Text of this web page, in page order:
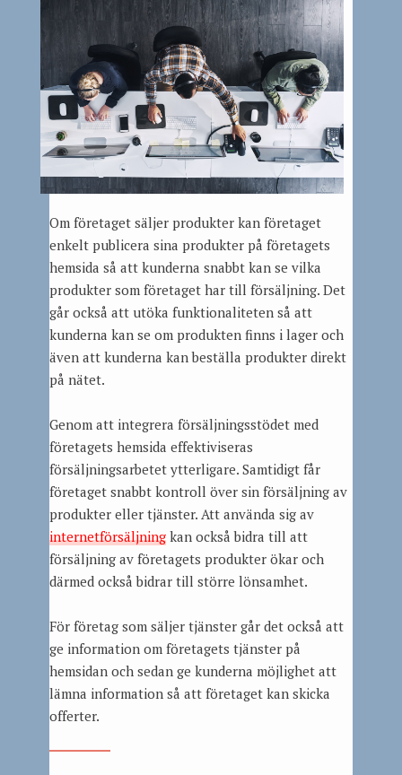
Om företaget säljer produkter kan företaget
enkelt publicera sina produkter på företagets
hemsida så att kunderna snabbt kan se vilka
produkter som företaget har till försäljning. Det
går också att utöka funktionaliteten så att
kunderna kan se om produkten finns i lager och
även att kunderna kan beställa produkter direkt
på nätet.
Genom att integrera försäljningsstödet med
företagets hemsida effektiviseras
försäljningsarbetet ytterligare. Samtidigt får
företaget snabbt kontroll över sin försäljning av
produkter eller tjänster. Att använda sig av
internetförsäljning kan också bidra till att
försäljning av företagets produkter ökar och
därmed också bidrar till större lönsamhet.
För företag som säljer tjänster går det också att
ge information om företagets tjänster på
hemsidan och sedan ge kunderna möjlighet att
lämna information så att företaget kan skicka
offerter.